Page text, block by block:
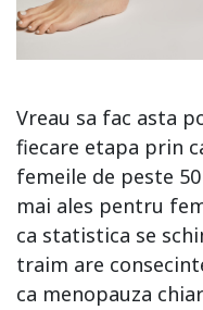
Vreau sa fac asta
fiecare etapa prin
femeile de peste
mai ales pentru
ca statistica se
traim are
ca menopauza